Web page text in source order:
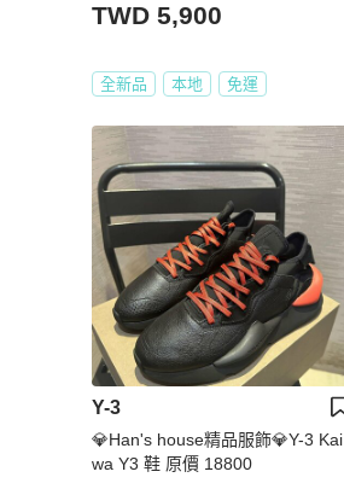
TWD 5,900
全新品 本地 免運
Y-3
💎Han's house精品服飾💎Y-3 Kai
wa Y3 鞋 原價 18800